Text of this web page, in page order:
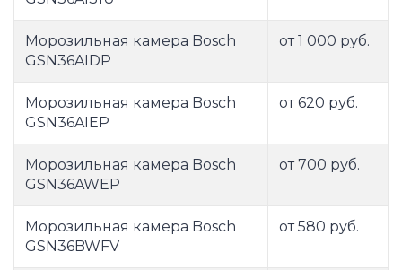
Морозильная камера Bosch
GSN36AIDP
от 1 000 руб.
Морозильная камера Bosch
GSN36AIEP
от 620 руб.
Морозильная камера Bosch
GSN36AWEP
от 700 руб.
Морозильная камера Bosch
GSN36BWFV
от 580 руб.